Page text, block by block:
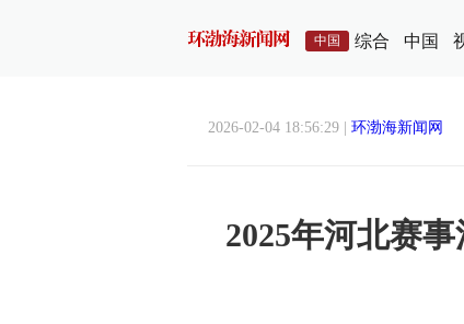
中国 综合 中国
2026-02-04 18:56:29 | 环渤海新闻网
2025年河北赛